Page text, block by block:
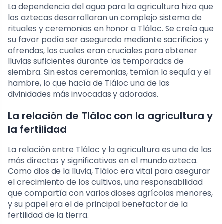
La dependencia del agua para la agricultura hizo que
los aztecas desarrollaran un complejo sistema de
rituales y ceremonias en honor a Tláloc. Se creía que
su favor podía ser asegurado mediante sacrificios y
ofrendas, los cuales eran cruciales para obtener
lluvias suficientes durante las temporadas de
siembra. Sin estas ceremonias, temían la sequía y el
hambre, lo que hacía de Tláloc una de las
divinidades más invocadas y adoradas.
La relación de Tláloc con la agricultura y
la fertilidad
La relación entre Tláloc y la agricultura es una de las
más directas y significativas en el mundo azteca.
Como dios de la lluvia, Tláloc era vital para asegurar
el crecimiento de los cultivos, una responsabilidad
que compartía con varios dioses agrícolas menores,
y su papel era el de principal benefactor de la
fertilidad de la tierra.